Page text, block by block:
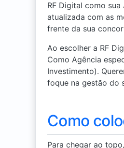
RF Digital como
atualizada com as
frente da sua
Ao escolher a RF
Como Agência
Investimento).
foque na gestão do
Como
Para chegar ao